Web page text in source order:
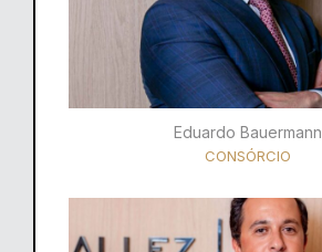
Eduardo Bauermann
CONSÓRCIO